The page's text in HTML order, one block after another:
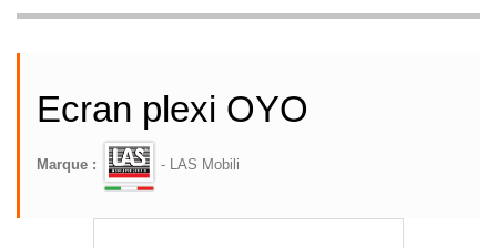
Ecran plexi OYO
Marque : - LAS Mobili